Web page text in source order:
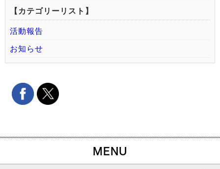
【カテゴリーリスト】
活動報告
お知らせ
MENU